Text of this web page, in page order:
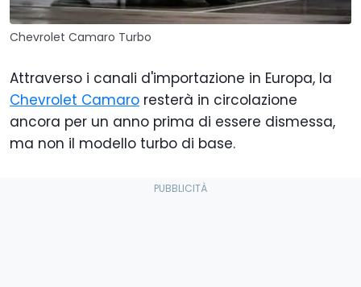
Chevrolet Camaro Turbo
Attraverso i canali d'importazione in Europa, la
Chevrolet Camaro resterà in circolazione
ancora per un anno prima di essere dismessa,
ma non il modello turbo di base.